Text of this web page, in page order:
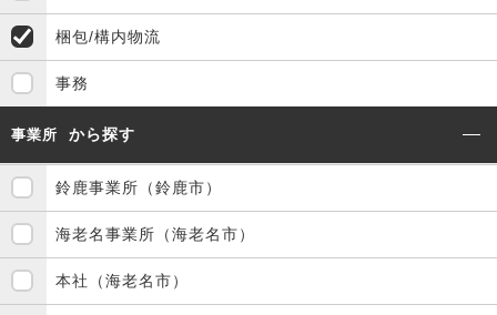
梱包/構内物流
事務
事業所 から探す
鈴鹿事業所（鈴鹿市）
海老名事業所（海老名市）
本社（海老名市）